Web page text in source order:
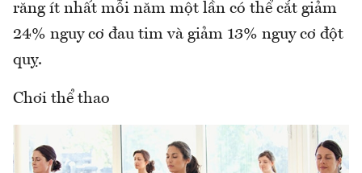
răng ít nhất mỗi năm một lần có thể cắt giảm
24% nguy cơ đau tim và giảm 13% nguy cơ đột
quỵ.
Chơi thể thao